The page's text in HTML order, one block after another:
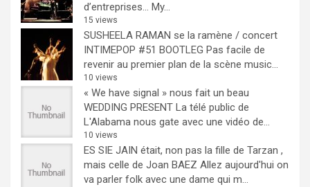
d’entreprises… My...
15 views
SUSHEELA RAMAN se la ramène / concert
INTIMEPOP #51 BOOTLEG Pas facile de
revenir au premier plan de la scène music...
10 views
« We have signal » nous fait un beau
WEDDING PRESENT La télé public de
L'Alabama nous gate avec une vidéo de...
10 views
ES SIE JAIN était, non pas la fille de Tarzan ,
mais celle de Joan BAEZ Allez aujourd'hui on
va parler folk avec une dame qui m...